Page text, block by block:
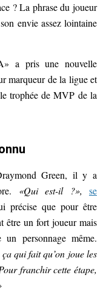
? La phrase du joueur
envie assez lointaine
a pris une nouvelle
marqueur de la ligue et
trophée de MVP de la
Green, il y a
«Qui est-il ?», se
précise que pour être
être un fort joueur mais
un personnage même.
qui fait qu’on joue les
franchir cette étape,